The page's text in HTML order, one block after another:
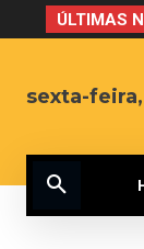
ÚLTIMAS
sexta-